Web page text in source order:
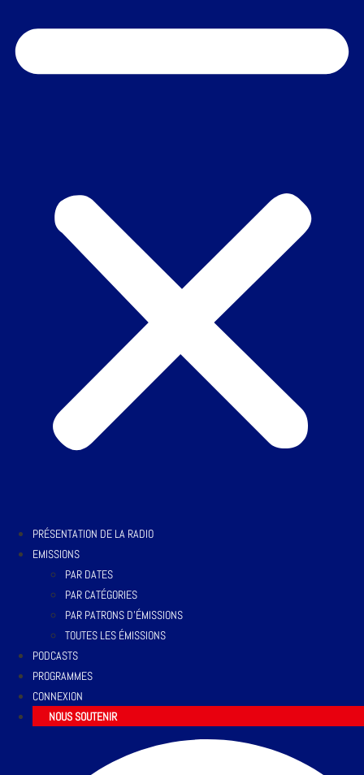
PRÉSENTATION DE LA RADIO
EMISSIONS
PAR DATES
PAR CATÉGORIES
PAR PATRONS D’ÉMISSIONS
TOUTES LES ÉMISSIONS
PODCASTS
PROGRAMMES
CONNEXION
NOUS SOUTENIR